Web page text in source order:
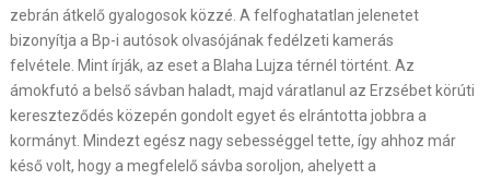
zebrán átkelő gyalogosok közzé. A felfoghatatlan jelenetet
bizonyítja a Bp-i autósok olvasójának fedélzeti kamerás
felvétele. Mint írják, az eset a Blaha Lujza térnél történt. Az
ámokfutó a belső sávban haladt, majd váratlanul az Erzsébet körúti
kereszteződés közepén gondolt egyet és elrántotta jobbra a
kormányt. Mindezt egész nagy sebességgel tette, így ahhoz már
késő volt, hogy a megfelelő sávba soroljon, ahelyett a